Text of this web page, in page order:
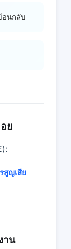
อนกลับ
ย
สูญเสีย
าน